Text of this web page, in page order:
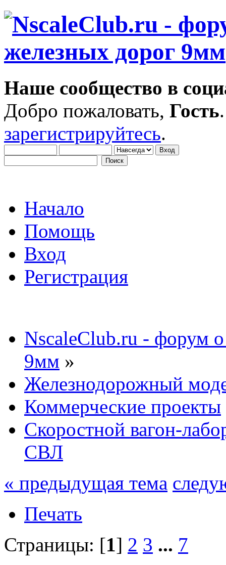
Наше сообщество в
Добро пожаловать, Гость
зарегистрируйтесь.
Начало
Помощь
Вход
Регистрация
NscaleClub.ru - форум
9мм »
Железнодорожный
Коммерческие проекты
Скоростной вагон-
СВЛ
« предыдущая тема
Печать
Страницы: [1] 2 3 ... 7